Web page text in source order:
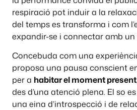
respiració pot induir a la
del temps es transforma i com
expandir-se i connectar amb
Concebuda com una
proposa una pausa conscient
per a habitar el moment present
des d’una atenció plena. El so
una eina d’introspecció i de